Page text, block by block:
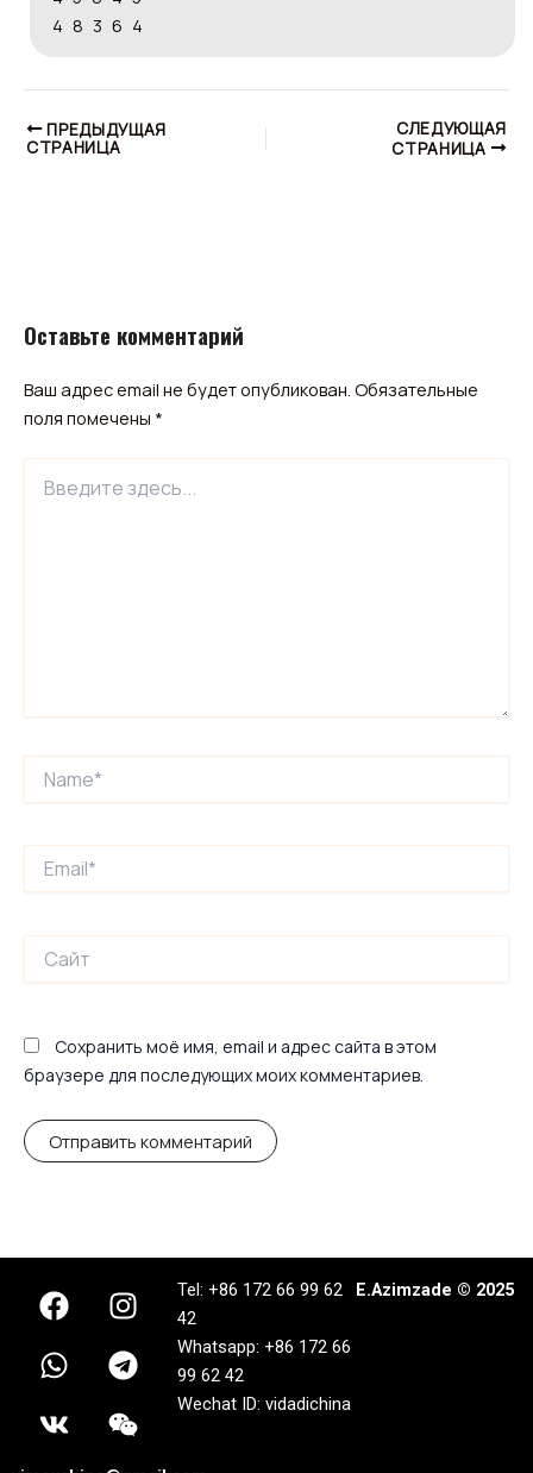
ПРЕДЫДУЩАЯ
СТРАНИЦА
СЛЕДУЮЩАЯ
СТРАНИЦА
Оставьте комментарий
Ваш адрес email не будет опубликован. Обязательные
поля помечены *
здесь...
Сохранить моё имя, email и адрес сайта в этом
браузере для последующих моих комментариев.
F
a
c
e
b
o
I
n
s
t
a
g
W
h
a
t
s
a
T
e
l
e
g
r
V
k
W
e
i
x
i
n
Tel: +86 172 66 99 62
42
Whatsapp: +86 172 66
99 62 42
Wechat ID: vidadichina
E.Azimzade © 2025